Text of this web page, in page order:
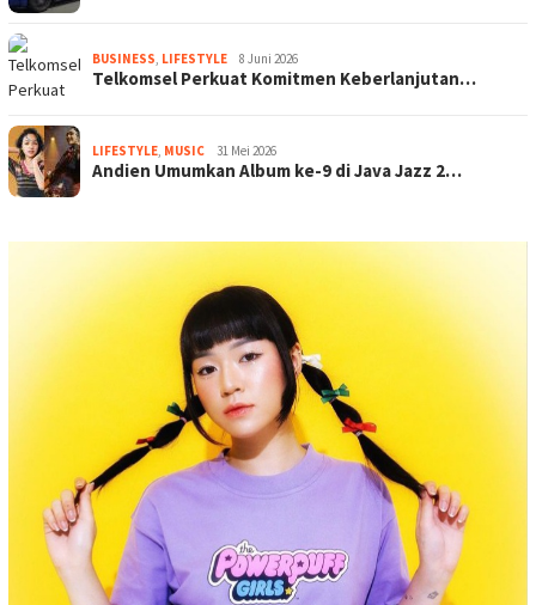
BUSINESS, LIFESTYLE 8 Juni 2026
Telkomsel Perkuat Komitmen Keberlanjutan…
LIFESTYLE, MUSIC 31 Mei 2026
Andien Umumkan Album ke-9 di Java Jazz 2…